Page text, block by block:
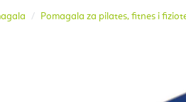
Pomagala za pilates, fitnes i